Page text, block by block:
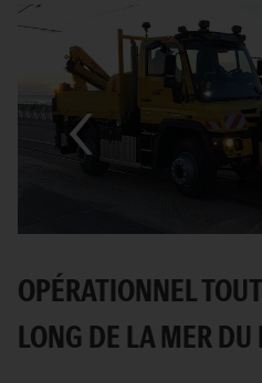
OPÉRATIONNEL
LONG DE LA MER DU